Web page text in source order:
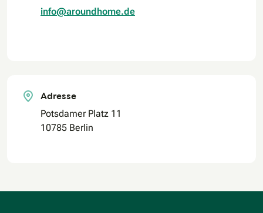
info@aroundhome.de
Adresse
Potsdamer Platz 11
10785 Berlin